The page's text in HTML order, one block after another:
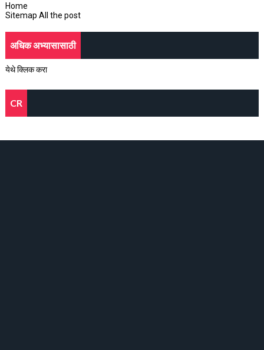
Home
Sitemap All the post
अधिक अभ्यासासाठी
येथे क्लिक करा
CR